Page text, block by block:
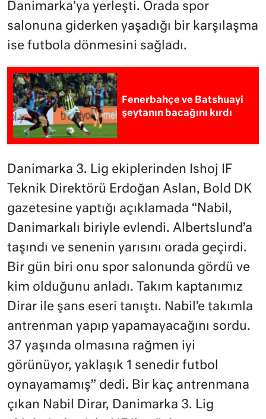
Danimarka’ya yerleşti. Orada spor
salonuna giderken yaşadığı bir karşılaşma
ise futbola dönmesini sağladı.
Fenerbahçe ve Batshuayi
şeytanın bacağını kırdı
Danimarka 3. Lig ekiplerinden Ishoj IF
Teknik Direktörü Erdoğan Aslan, Bold DK
gazetesine yaptığı açıklamada “Nabil,
Danimarkalı biriyle evlendi. Albertslund’a
taşındı ve senenin yarısını orada geçirdi.
Bir gün biri onu spor salonunda gördü ve
kim olduğunu anladı. Takım kaptanımız
Dirar ile şans eseri tanıştı. Nabil’e takımla
antrenman yapıp yapamayacağını sordu.
37 yaşında olmasına rağmen iyi
görünüyor, yaklaşık 1 senedir futbol
oynayamamış” dedi. Bir kaç antrenmana
çıkan Nabil Dirar, Danimarka 3. Lig